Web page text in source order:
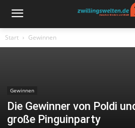
Start Gewinnen
Gewinnen
Die Gewinner von Poldi
große Pinguinparty